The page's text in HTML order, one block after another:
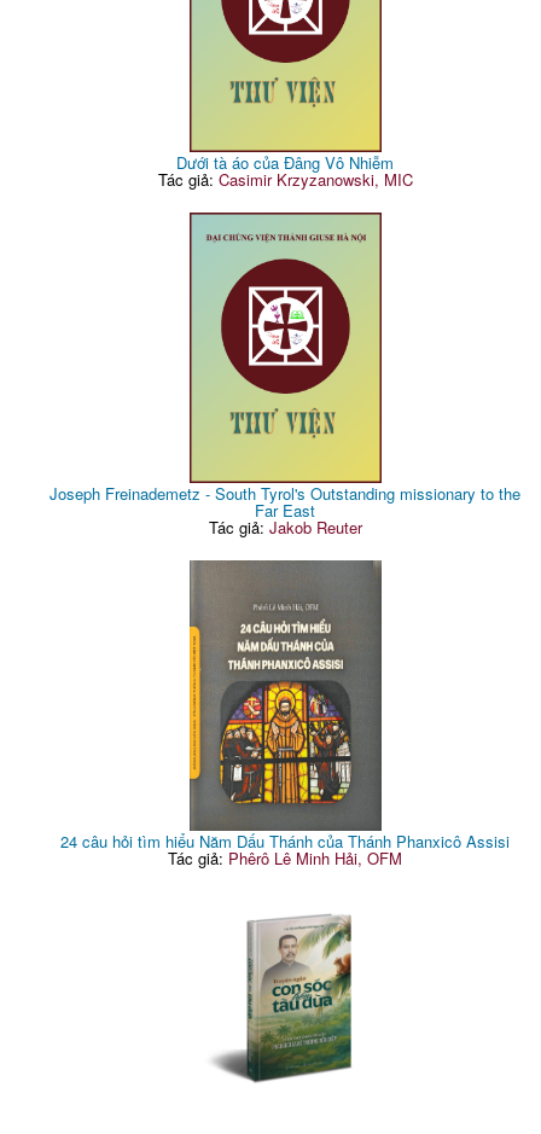
Dưới tà áo của Đâng Vô Nhiễm
Tác giả: Casimir Krzyzanowski, MIC
Joseph Freinademetz - South Tyrol's Outstanding missionary to the
Far East
Tác giả: Jakob Reuter
24 câu hỏi tìm hiểu Năm Dấu Thánh của Thánh Phanxicô Assisi
Tác giả: Phêrô Lê Minh Hải, OFM